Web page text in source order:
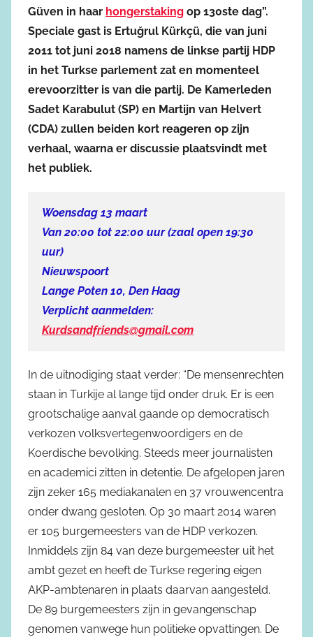
Güven in haar hongerstaking op 130ste dag”.
Speciale gast is Ertuğrul Kürkçü, die van juni
2011 tot juni 2018 namens de linkse partij HDP
in het Turkse parlement zat en momenteel
erevoorzitter is van die partij. De Kamerleden
Sadet Karabulut (SP) en Martijn van Helvert
(CDA) zullen beiden kort reageren op zijn
verhaal, waarna er discussie plaatsvindt met
het publiek.
Woensdag 13 maart
Van 20:00 tot 22:00 uur (zaal open 19:30
uur)
Nieuwspoort
Lange Poten 10, Den Haag
Verplicht aanmelden:
Kurdsandfriends@gmail.com
In de uitnodiging staat verder: “De mensenrechten
staan in Turkije al lange tijd onder druk. Er is een
grootschalige aanval gaande op democratisch
verkozen volksvertegenwoordigers en de
Koerdische bevolking. Steeds meer journalisten
en academici zitten in detentie. De afgelopen jaren
zijn zeker 165 mediakanalen en 37 vrouwencentra
onder dwang gesloten. Op 30 maart 2014 waren
er 105 burgemeesters van de HDP verkozen.
Inmiddels zijn 84 van deze burgemeester uit het
ambt gezet en heeft de Turkse regering eigen
AKP-ambtenaren in plaats daarvan aangesteld.
De 89 burgemeesters zijn in gevangenschap
genomen vanwege hun politieke opvattingen. De